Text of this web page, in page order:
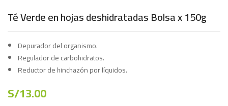
Té Verde en hojas deshidratadas Bolsa x 150g
Depurador del organismo.
Regulador de carbohidratos.
Reductor de hinchazón por líquidos.
S/13.00